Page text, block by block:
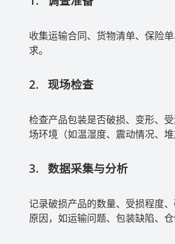
收集运输合同、货物清单、保险
求。
2. 现场检查
检查产品包装是否破损、变形、
场环境（如温湿度、震动情况、
3. 数据采集与分析
记录破损产品的数量、受损程度
原因，如运输问题、包装缺陷、仓